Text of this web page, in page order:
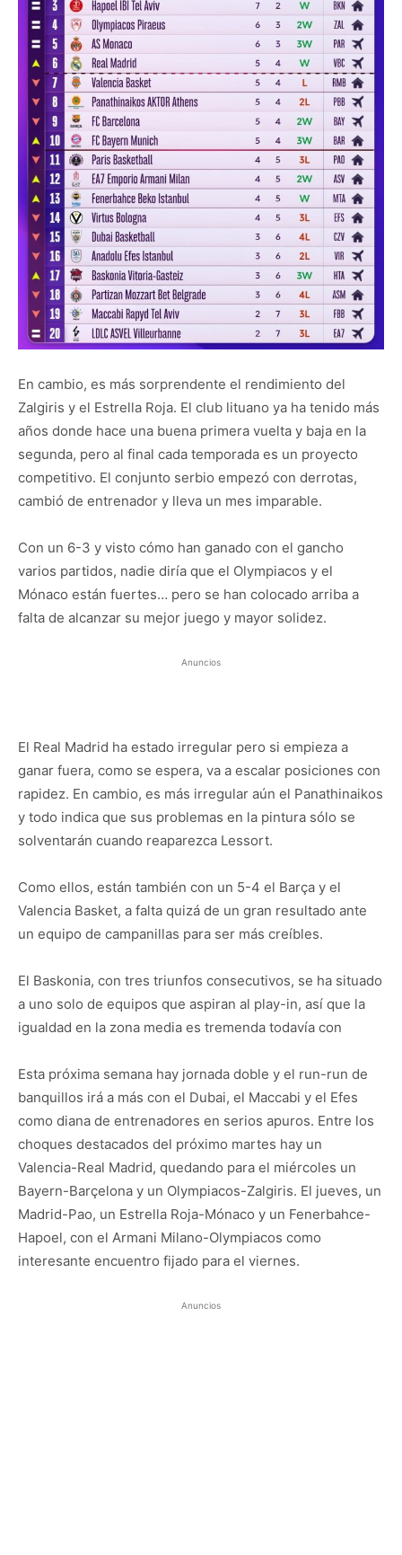
En cambio, es más sorprendente el rendimiento del
Zalgiris y el Estrella Roja. El club lituano ya ha tenido más
años donde hace una buena primera vuelta y baja en la
segunda, pero al final cada temporada es un proyecto
competitivo. El conjunto serbio empezó con derrotas,
cambió de entrenador y lleva un mes imparable.
Con un 6-3 y visto cómo han ganado con el gancho
varios partidos, nadie diría que el Olympiacos y el
Mónaco están fuertes… pero se han colocado arriba a
falta de alcanzar su mejor juego y mayor solidez.
Anuncios
El Real Madrid ha estado irregular pero si empieza a
ganar fuera, como se espera, va a escalar posiciones con
rapidez. En cambio, es más irregular aún el Panathinaikos
y todo indica que sus problemas en la pintura sólo se
solventarán cuando reaparezca Lessort.
Como ellos, están también con un 5-4 el Barça y el
Valencia Basket, a falta quizá de un gran resultado ante
un equipo de campanillas para ser más creíbles.
El Baskonia, con tres triunfos consecutivos, se ha situado
a uno solo de equipos que aspiran al play-in, así que la
igualdad en la zona media es tremenda todavía con
Esta próxima semana hay jornada doble y el run-run de
banquillos irá a más con el Dubai, el Maccabi y el Efes
como diana de entrenadores en serios apuros. Entre los
choques destacados del próximo martes hay un
Valencia-Real Madrid, quedando para el miércoles un
Bayern-Barçelona y un Olympiacos-Zalgiris. El jueves, un
Madrid-Pao, un Estrella Roja-Mónaco y un Fenerbahce-
Hapoel, con el Armani Milano-Olympiacos como
interesante encuentro fijado para el viernes.
Anuncios